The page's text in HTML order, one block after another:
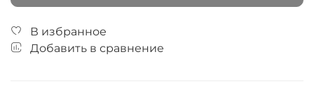
В избранное
Добавить в сравнение